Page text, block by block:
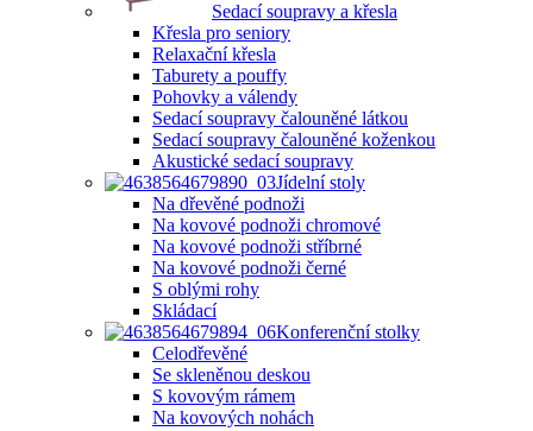
Sedací soupravy a křesla
Křesla pro seniory
Relaxační křesla
Taburety a pouffy
Pohovky a válendy
Sedací soupravy čalouněné látkou
Sedací soupravy čalouněné koženkou
Akustické sedací soupravy
Jídelní stoly
Na dřevěné podnoži
Na kovové podnoži chromové
Na kovové podnoži stříbrné
Na kovové podnoži černé
S oblými rohy
Skládací
Konferenční stolky
Celodřevěné
Se skleněnou deskou
S kovovým rámem
Na kovových nohách